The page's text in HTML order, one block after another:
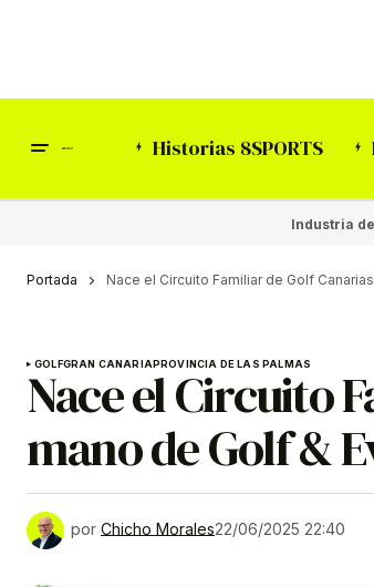
Historias 8SPORTS
Industria
Portada Nace el Circuito Familiar de Golf
GOLFGRAN CANARIAPROVINCIA DE LAS PALMAS
Nace el Circuito
mano de Golf &
por Chicho Morales22/06/2025 22:40